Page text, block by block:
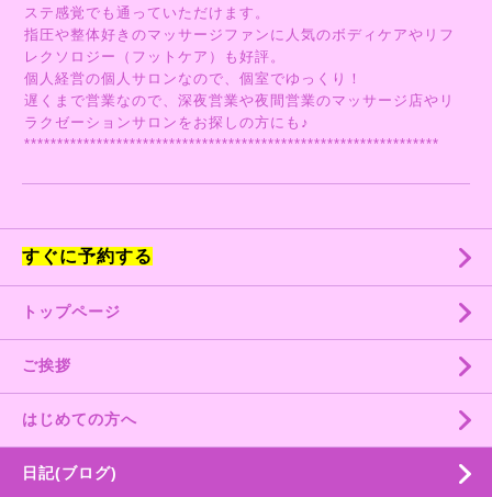
ステ感覚でも通っていただけます。
指圧や整体好きのマッサージファンに人気のボディケアやリフ
レクソロジー（フットケア）も好評。
個人経営の個人サロンなので、個室でゆっくり！
遅くまで営業なので、深夜営業や夜間営業のマッサージ店やリ
ラクゼーションサロンをお探しの方にも♪
***************************************************************
すぐに予約する
トップページ
ご挨拶
はじめての方へ
日記(ブログ)